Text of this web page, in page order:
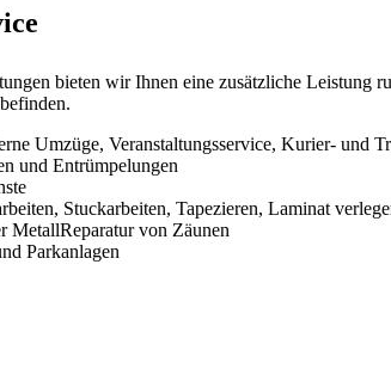
bieten wir Ihnen eine zusätzliche Leistung
Umzüge, Veranstaltungsservice, Kurier- und
und Entrümpelungen
Stuckarbeiten, Tapezieren, Laminat
MetallReparatur von Zäunen
Parkanlagen